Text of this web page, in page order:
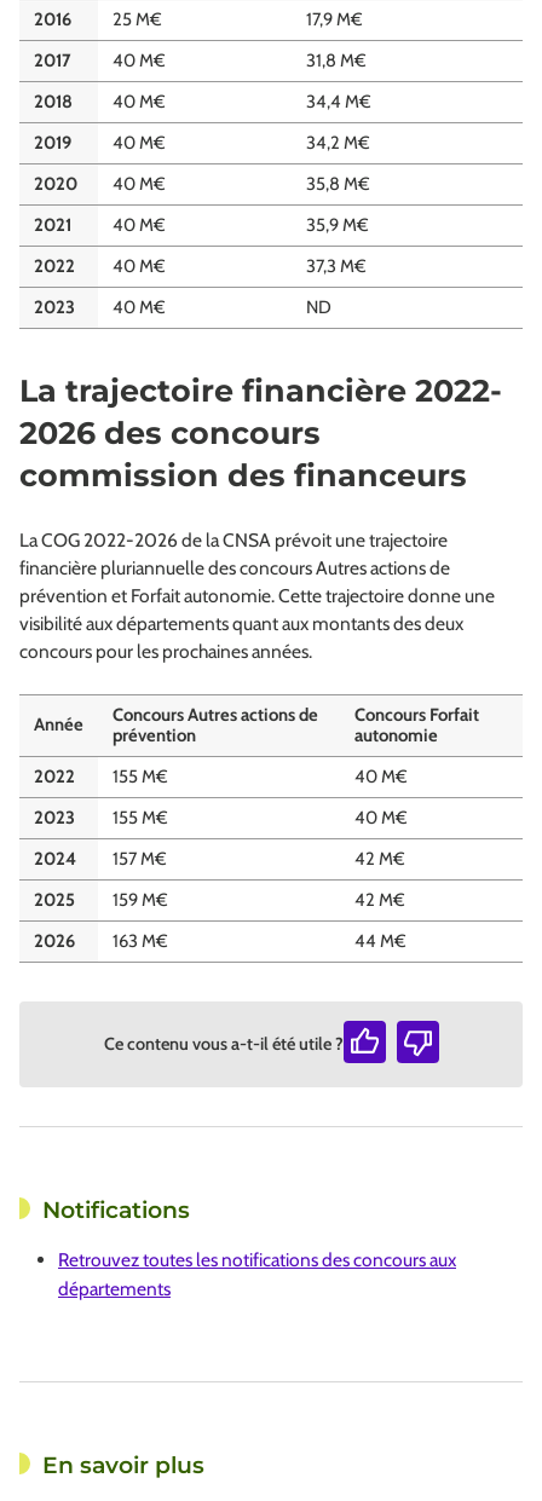
2016
25 M€
17,9 M€
2017
40 M€
31,8 M€
2018
40 M€
34,4 M€
2019
40 M€
34,2 M€
2020
40 M€
35,8 M€
2021
40 M€
35,9 M€
2022
40 M€
37,3 M€
2023
40 M€ ND
La trajectoire financière 2022-
2026 des concours
commission des financeurs
La COG 2022-2026 de la CNSA prévoit une trajectoire
financière pluriannuelle des concours Autres actions de
prévention et Forfait autonomie. Cette trajectoire donne une
visibilité aux départements quant aux montants des deux
concours pour les prochaines années.
Année
Concours Autres actions de
prévention
Concours Forfait
autonomie
2022
155 M€
40 M€
2023
155 M€
40 M€
2024
157 M€
42 M€
2025
159 M€
42 M€
2026
163 M€ 44 M€
Ce contenu vous a-t-il été utile ?
Notifications
Retrouvez toutes les notifications des concours aux
départements
En savoir plus